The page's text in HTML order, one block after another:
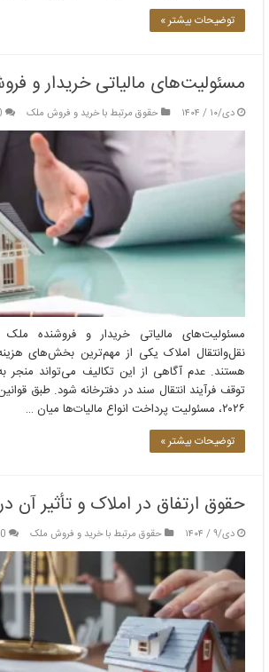
توضیحات بیشتر »
مسئولیت‌های مالیاتی خریدار و
دی/۱۰ / ۱۴۰۴ حقوق مرتبط با خرید و فروش ملک
مسئولیت‌های مالیاتی خریدار و فروشنده ملک
نقل‌وانتقال املاک یکی از مهم‌ترین بخش‌های
هستند. عدم آگاهی از این تکالیف می‌تواند منجر
توقف فرآیند انتقال سند در دفترخانه شود. طبق
۲۰۲۶، مسئولیت پرداخت انواع مالیات‌ها میان …
توضیحات بیشتر »
حقوق ارتفاق در املاک و تأثیر آن
دی/۹ / ۱۴۰۴ حقوق مرتبط با خرید و فروش ملک 0